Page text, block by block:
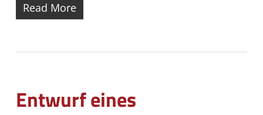
Read More
Entwurf eines